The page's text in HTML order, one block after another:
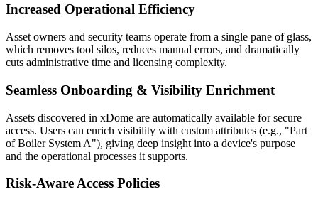
Increased Operational Efficiency
Asset owners and security teams operate from a single pane of glass,
which removes tool silos, reduces manual errors, and dramatically
cuts administrative time and licensing complexity.
Seamless Onboarding & Visibility Enrichment
Assets discovered in xDome are automatically available for secure
access. Users can enrich visibility with custom attributes (e.g., "Part
of Boiler System A"), giving deep insight into a device's purpose
and the operational processes it supports.
Risk-Aware Access Policies